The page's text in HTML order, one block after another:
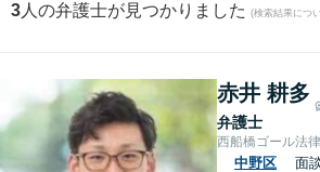
3 人の弁護士が見つかりました (検索結果につ
赤井 耕多
弁護士
西船橋ゴール法
中野区
面